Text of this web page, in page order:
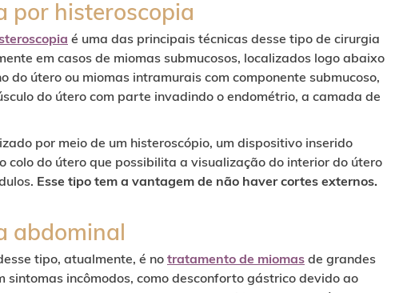
por histeroscopia
é uma das principais técnicas desse tipo de cirurgia
em casos de miomas submucosos, localizados logo abaixo
do útero ou miomas intramurais com componente submucoso,
do útero com parte invadindo o endométrio, a camada de
por meio de um histeroscópio, um dispositivo inserido
colo do útero que possibilita a visualização do interior do útero
Esse tipo tem a vantagem de não haver cortes externos.
abdominal
tipo, atualmente, é no tratamento de miomas de grandes
sintomas incômodos, como desconforto gástrico devido ao